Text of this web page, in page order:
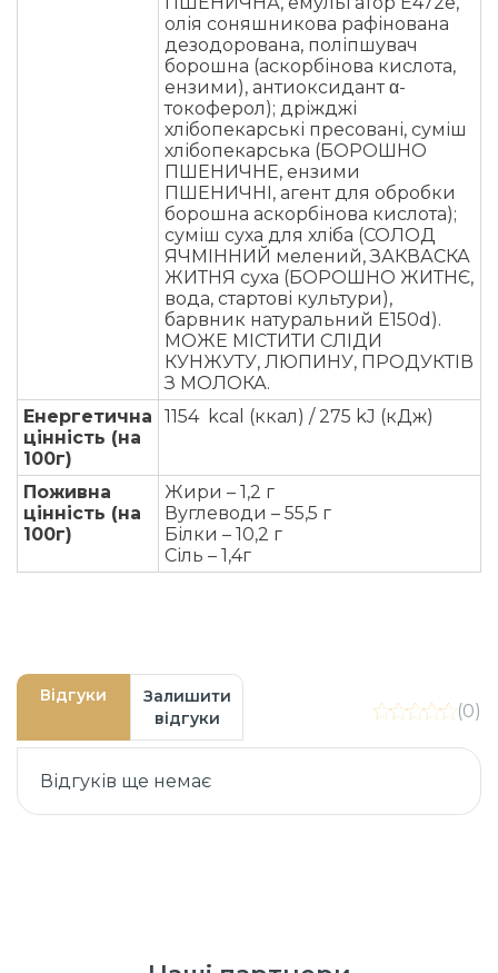
олія соняшникова рафінована
дезодорована, поліпшувач
борошна (аскорбінова кислота,
ензими), антиоксидант α-
токоферол); дріжджі
хлібопекарські пресовані, суміш
хлібопекарська (БОРОШНО
ПШЕНИЧНЕ, ензими
ПШЕНИЧНІ, агент для обробки
борошна аскорбінова кислота);
суміш суха для хліба (СОЛОД
ЯЧМІННИЙ мелений, ЗАКВАСКА
ЖИТНЯ суха (БОРОШНО ЖИТНЄ,
вода, стартові культури),
барвник натуральний Е150d).
МОЖЕ МІСТИТИ СЛІДИ
КУНЖУТУ, ЛЮПИНУ, ПРОДУКТІВ
З МОЛОКА.
Енергетична
цінність (на
100г)
1154 kcal (ккал) / 275 kJ (кДж)
Поживна
цінність (на
100г)
Жири – 1,2 г
Вуглеводи – 55,5 г
Білки – 10,2 г
Сіль – 1,4г
Відгуки
Залишити
відгуки
(0)
Відгуків ще немає